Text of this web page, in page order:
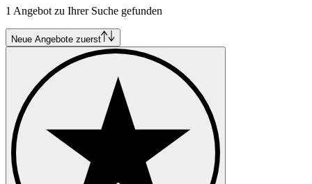
Cadillac Modelle
Cadillac Allanté
Cadillac Brougham
Cadillac Eldorado
Cadillac Fleetwood
Cadillac Serie 353
Cadillac Serie 60
Cadillac Serie 62
Cadillac Serie 75
Cadillac STS
Cadillac V-16
Cadillac V16
1 Angebot zu Ihrer Suche gefunden
Neue Angebote zuerst